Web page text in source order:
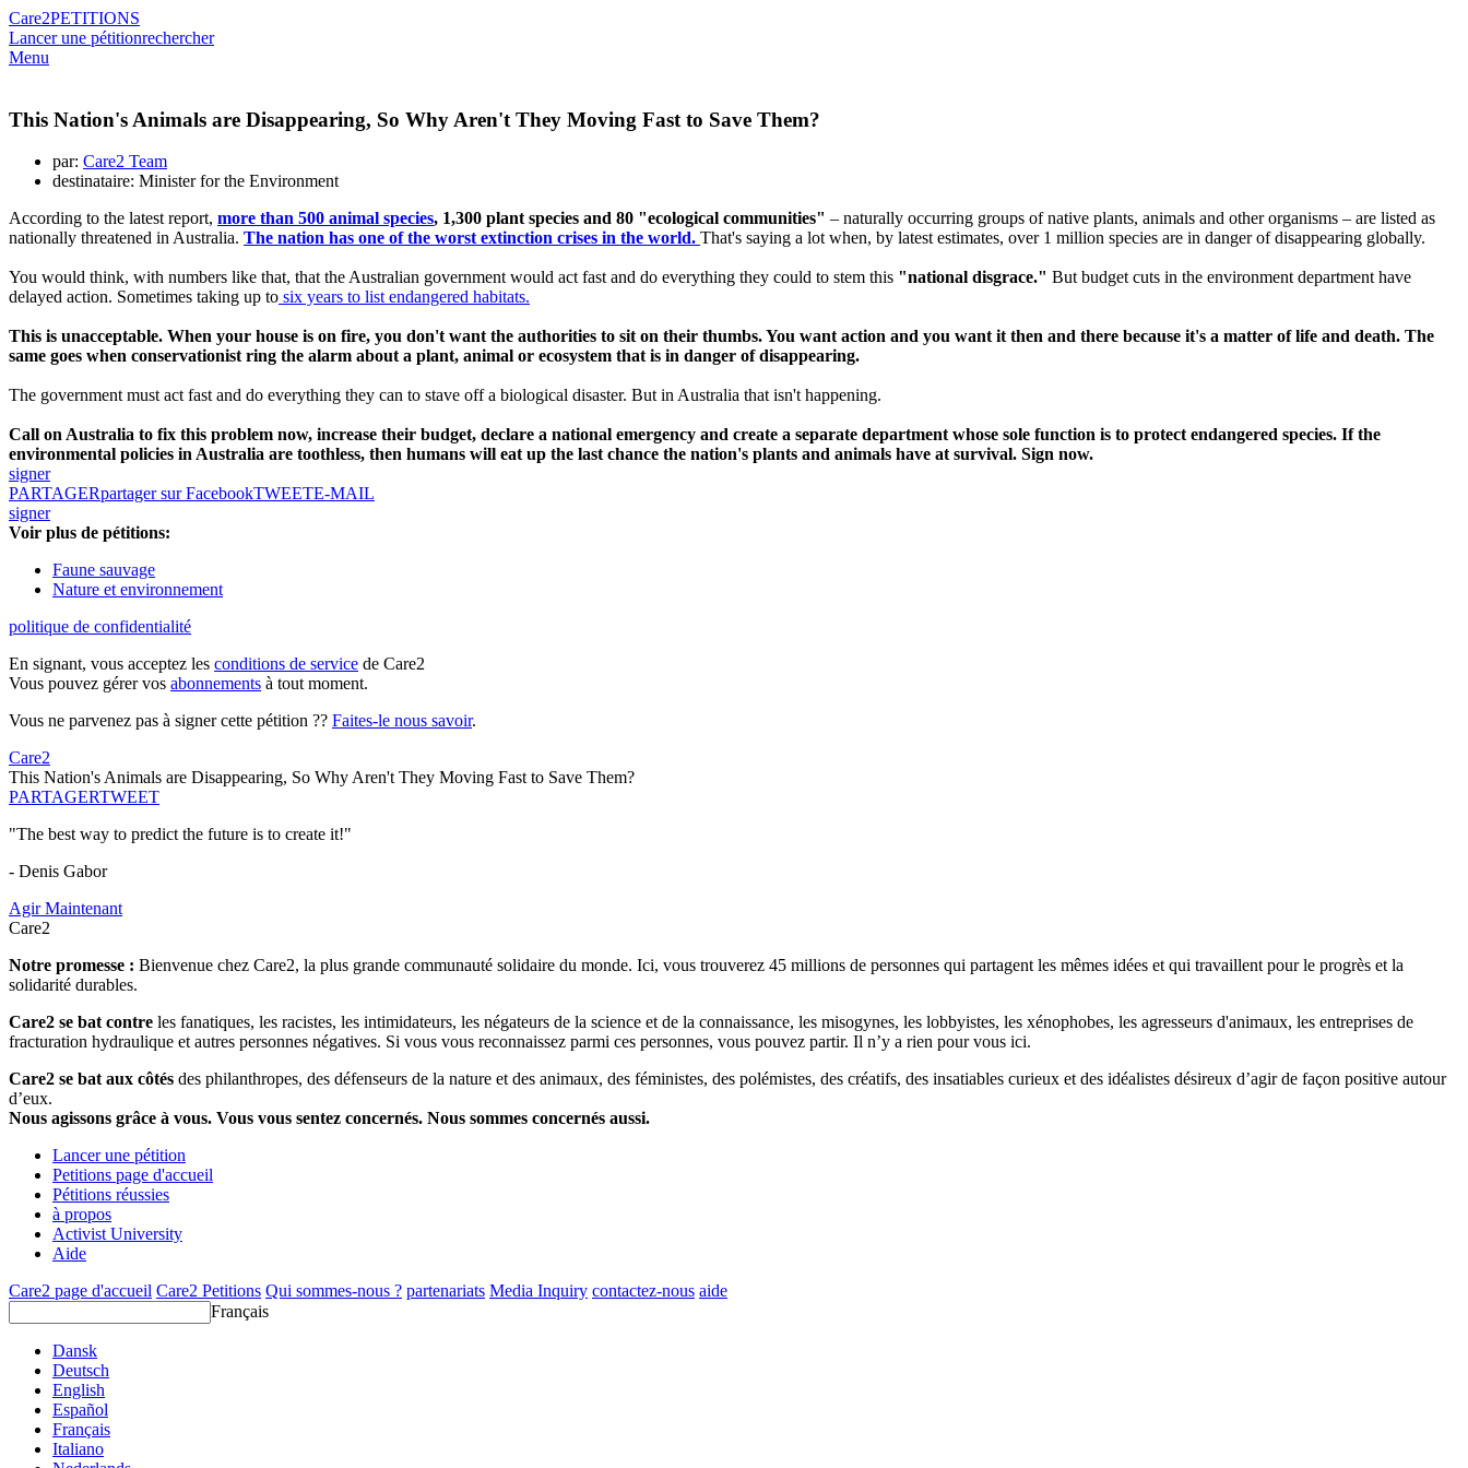
Care2PETITIONS
Lancer une pétitionrechercher
Menu
This Nation's Animals are Disappearing, So Why Aren't They Moving Fast to Save Them?
par: Care2 Team
destinataire: Minister for the Environment
According to the latest report, more than 500 animal species, 1,300 plant species and 80 "ecological communities" – naturally occurring groups of native plants, animals and other organisms – are listed as
nationally threatened in Australia. The nation has one of the worst extinction crises in the world. That's saying a lot when, by latest estimates, over 1 million species are in danger of disappearing globally.
You would think, with numbers like that, that the Australian government would act fast and do everything they could to stem this "national disgrace." But budget cuts in the environment department have
delayed action. Sometimes taking up to six years to list endangered habitats.
This is unacceptable. When your house is on fire, you don't want the authorities to sit on their thumbs. You want action and you want it then and there because it's a matter of life and death. The
same goes when conservationist ring the alarm about a plant, animal or ecosystem that is in danger of disappearing.
The government must act fast and do everything they can to stave off a biological disaster. But in Australia that isn't happening.
Call on Australia to fix this problem now, increase their budget, declare a national emergency and create a separate department whose sole function is to protect endangered species. If the
environmental policies in Australia are toothless, then humans will eat up the last chance the nation's plants and animals have at survival. Sign now.
signer
PARTAGERpartager sur FacebookTWEETE-MAIL
signer
Voir plus de pétitions:
Faune sauvage
Nature et environnement
politique de confidentialité
En signant, vous acceptez les conditions de service de Care2
Vous pouvez gérer vos abonnements à tout moment.
Vous ne parvenez pas à signer cette pétition ?? Faites-le nous savoir.
Care2
This Nation's Animals are Disappearing, So Why Aren't They Moving Fast to Save Them?
PARTAGERTWEET
"The best way to predict the future is to create it!"
- Denis Gabor
Agir Maintenant
Care2
Notre promesse : Bienvenue chez Care2, la plus grande communauté solidaire du monde. Ici, vous trouverez 45 millions de personnes qui partagent les mêmes idées et qui travaillent pour le progrès et la
solidarité durables.
Care2 se bat contre les fanatiques, les racistes, les intimidateurs, les négateurs de la science et de la connaissance, les misogynes, les lobbyistes, les xénophobes, les agresseurs d'animaux, les entreprises de
fracturation hydraulique et autres personnes négatives. Si vous vous reconnaissez parmi ces personnes, vous pouvez partir. Il n’y a rien pour vous ici.
Care2 se bat aux côtés des philanthropes, des défenseurs de la nature et des animaux, des féministes, des polémistes, des créatifs, des insatiables curieux et des idéalistes désireux d’agir de façon positive autour
d’eux.
Nous agissons grâce à vous. Vous vous sentez concernés. Nous sommes concernés aussi.
Lancer une pétition
Petitions page d'accueil
Pétitions réussies
à propos
Activist University
Aide
Care2 page d'accueil Care2 Petitions Qui sommes-nous ? partenariats Media Inquiry contactez-nous aide
Français
Dansk
Deutsch
English
Español
Français
Italiano